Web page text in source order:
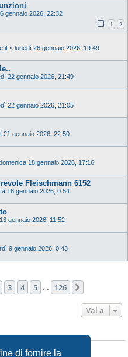
di fornire la
gennaio 2026, 22:32
1 2
« lunedì 26 gennaio 2026, 19:49
22 gennaio 2026, 21:49
22 gennaio 2026, 21:05
21 gennaio 2026, 22:50
18 gennaio 2026, 17:16
Fleischmann 6152
18 gennaio 2026, 0:54
gennaio 2026, 11:52
9 gennaio 2026, 0:43
di 126
3 4 5 126
Vai a